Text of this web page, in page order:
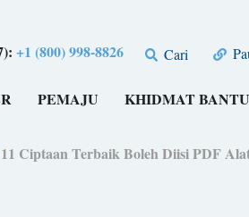
+1 (800) 998-8826 Cari
PEMAJU KHIDMAT
11 Ciptaan Terbaik Boleh Diisi PDF